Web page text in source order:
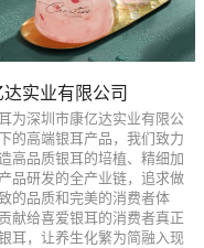
达实业有限公司
为深圳市康亿达实业有限公
的高端银耳产品，我们致力
高品质银耳的培植、精细加
品研发的全产业链，追求做
的品质和完美的消费者体
献给喜爱银耳的消费者真正
耳，让养生化繁为简融入现